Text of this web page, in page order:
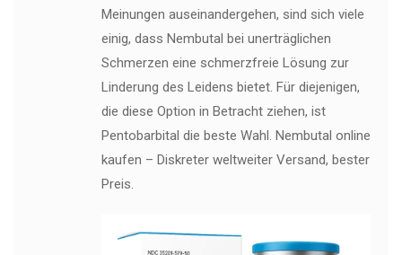
Meinungen auseinandergehen, sind sich viele
einig, dass Nembutal bei unerträglichen
Schmerzen eine schmerzfreie Lösung zur
Linderung des Leidens bietet. Für diejenigen,
die diese Option in Betracht ziehen, ist
Pentobarbital die beste Wahl. Nembutal online
kaufen – Diskreter weltweiter Versand, bester
Preis.